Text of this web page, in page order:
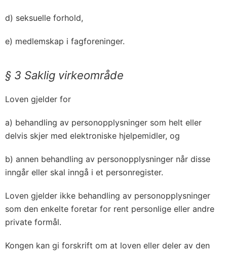
d) seksuelle forhold,
e) medlemskap i fagforeninger.
§ 3 Saklig virkeområde
Loven gjelder for
a) behandling av personopplysninger som helt eller
delvis skjer med elektroniske hjelpemidler, og
b) annen behandling av personopplysninger når disse
inngår eller skal inngå i et personregister.
Loven gjelder ikke behandling av personopplysninger
som den enkelte foretar for rent personlige eller andre
private formål.
Kongen kan gi forskrift om at loven eller deler av den